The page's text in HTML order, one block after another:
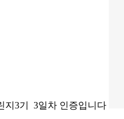
지3기 3일차 인증입니다